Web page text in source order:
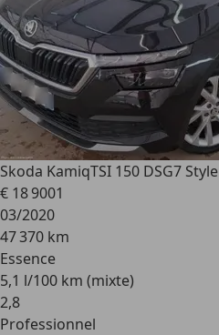
Skoda KamiqTSI 150 DSG7 Style
€ 18 9001
03/2020
47 370 km
Essence
5,1 l/100 km (mixte)
2,8
Professionnel